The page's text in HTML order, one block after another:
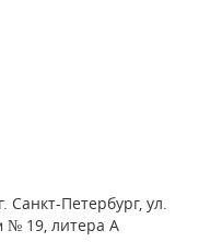
г. Санкт-Петербург, ул.
№ 19, литера А